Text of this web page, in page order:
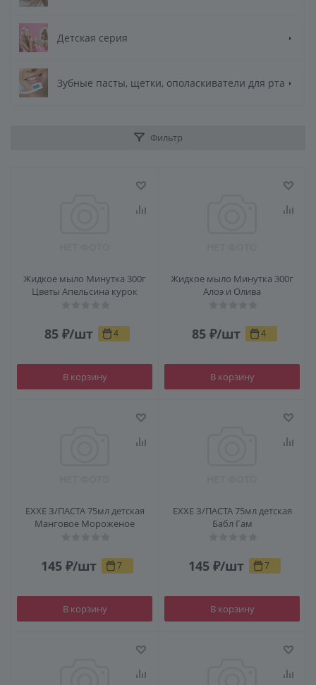
Детская серия
Зубные пасты, щетки, ополаскиватели для рта
Фильтр
Жидкое мыло Минутка 300г
Цветы Апельсина курок
85 ₽/шт 4
В корзину
Жидкое мыло Минутка 300г
Алоэ и Олива
85 ₽/шт 4
В корзину
ЕХХЕ З/ПАСТА 75мл детская
Манговое Мороженое
145 ₽/шт 7
В корзину
ЕХХЕ З/ПАСТА 75мл детская
Бабл Гам
145 ₽/шт 7
В корзину